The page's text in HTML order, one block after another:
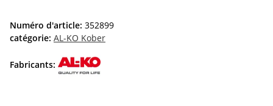
Numéro d'article: 352899
catégorie: AL-KO Kober
Fabricants: